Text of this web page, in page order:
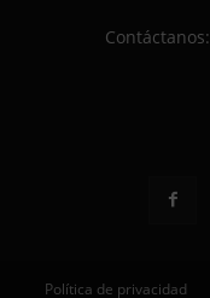
Contáctanos:
Política de privacidad